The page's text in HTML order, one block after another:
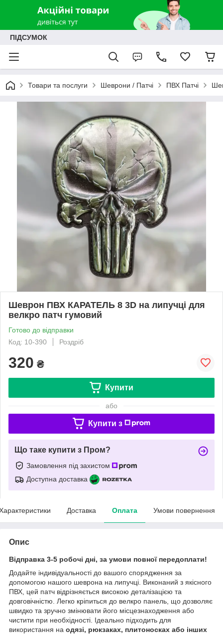
ПІДСУМОК
Товари та послуги Шеврони / Патчі ПВХ Патчі
Шеврон ПВХ КАРАТЕЛЬ 8 3D на липучці для
велкро патч гумовий
Готово до відправки
Код: 10-390
Роздріб
320 ₴
Купити
або
Купити з
Що таке купити з Пром?
Замовлення під захистом
Доступна доставка
Доставка Оплата Умови повернення
Опис
Відправка 3-5 робочі дні, за умови повної передоплати!
Додайте індивідуальності до вашого спорядження за
допомогою нашого шеврона на липучці. Виконаний з якісного
ПВХ, цей патч відрізняється високою деталізацією та
довговічністю. Легко кріпиться до велкро панель, що дозволяє
швидко та зручно змінювати його місцезнаходження або
чистити при необхідності. Ідеально підходить для
використання на одязі, рюкзаках, плитоносках або інших